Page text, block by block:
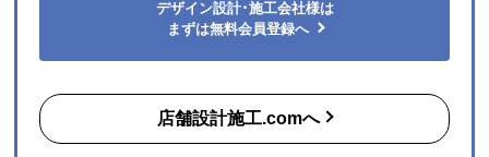
デザイン設計･施工会社様は
まずは無料会員登録へ
店舗設計施工.comへ